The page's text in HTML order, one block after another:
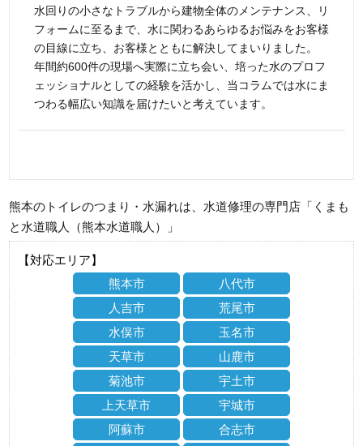
水回りの小さなトラブルから建物全体のメンテナンス、リ
フォームに至るまで、水に関わるあらゆるお悩みをお客様
の目線に立ち、お客様とともに解決してまいりました。
年間約600件の現場へ実際に立ち会い、培った水のプロフ
ェッショナルとしての経験を活かし、当コラムでは水にま
つわる幅広い知識を届けたいと考えています。
熊本のトイレのつまり・水漏れは、水道修理の専門店「くまも
と水道職人（熊本水道職人）」
【対応エリア】
熊本市
八代市
人吉市
荒尾市
水俣市
玉名市
天草市
山鹿市
菊池市
宇土市
上天草市
宇城市
阿蘇市
合志市